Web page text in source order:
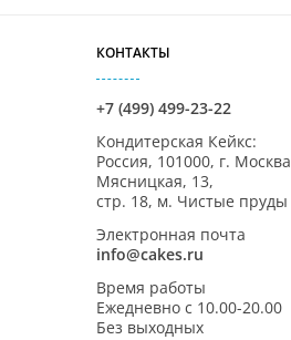
КОНТАКТЫ
+7 (499) 499-23-22
Кондитерская Кейкс:
Россия, 101000, г. Москва
Мясницкая, 13,
стр. 18, м. Чистые пруды
Электронная почта
info@cakes.ru
Время работы
Ежедневно с 10.00-20.00
Без выходных